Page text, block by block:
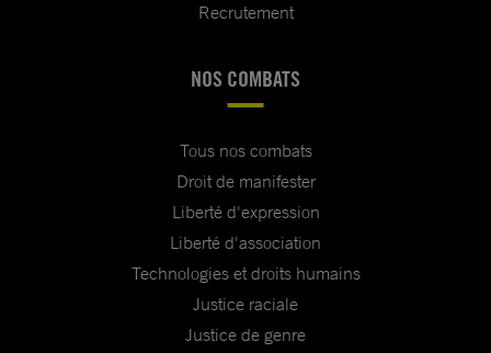
Recrutement
NOS COMBATS
Tous nos combats
Droit de manifester
Liberté d'expression
Liberté d'association
Technologies et droits humains
Justice raciale
Justice de genre